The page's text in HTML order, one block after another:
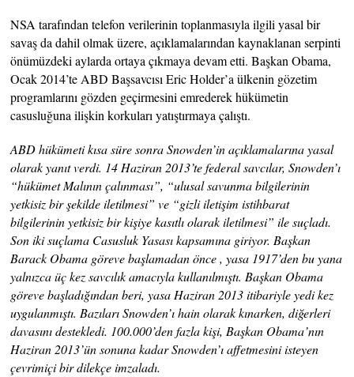
NSA tarafından telefon verilerinin toplanmasıyla ilgili yasal bir
savaş da dahil olmak üzere, açıklamalarından kaynaklanan serpinti
önümüzdeki aylarda ortaya çıkmaya devam etti. Başkan Obama,
Ocak 2014’te ABD Başsavcısı Eric Holder’a ülkenin gözetim
programlarını gözden geçirmesini emrederek hükümetin
casusluğuna ilişkin korkuları yatıştırmaya çalıştı.
ABD hükümeti kısa süre sonra Snowden’in açıklamalarına yasal
olarak yanıt verdi. 14 Haziran 2013’te federal savcılar, Snowden’ı
“hükümet Malının çalınması”, “ulusal savunma bilgilerinin
yetkisiz bir şekilde iletilmesi” ve “gizli iletişim istihbarat
bilgilerinin yetkisiz bir kişiye kasıtlı olarak iletilmesi” ile suçladı.
Son iki suçlama Casusluk Yasası kapsamına giriyor. Başkan
Barack Obama göreve başlamadan önce , yasa 1917’den bu yana
yalnızca üç kez savcılık amacıyla kullanılmıştı. Başkan Obama
göreve başladığından beri, yasa Haziran 2013 itibariyle yedi kez
uygulanmıştı. Bazıları Snowden’ı hain olarak kınarken, diğerleri
davasını destekledi. 100.000’den fazla kişi, Başkan Obama’nın
Haziran 2013’ün sonuna kadar Snowden’ı affetmesini isteyen
çevrimiçi bir dilekçe imzaladı.